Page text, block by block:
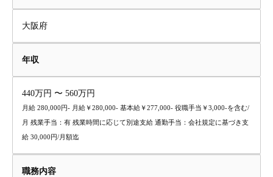
大阪府
年収
440万円 〜 560万円
月給 280,000円- 月給￥280,000- 基本給￥277,000- 役職手当￥3,000-を含む/
月 残業手当：有 残業時間に応じて別途支給 通勤手当：会社規定に基づき支
給 30,000円/月額迄
職務内容